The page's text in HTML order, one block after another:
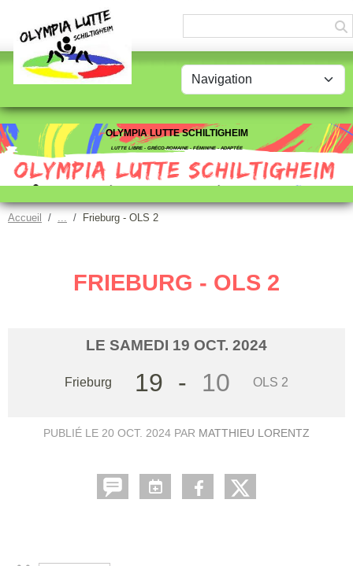
OLYMPIA LUTTE SCHILTIGHEIM
LUTTE LIBRE - GRÉCO-ROMAINE - FÉMININE - ADAPTÉE
Accueil Frieburg - OLS 2
FRIEBURG - OLS 2
LE SAMEDI 19 OCT. 2024
Frieburg 19 - 10 OLS 2
PUBLIÉ LE 20 OCT. 2024 PAR MATTHIEU LORENTZ
Panneau de gestion des cookies